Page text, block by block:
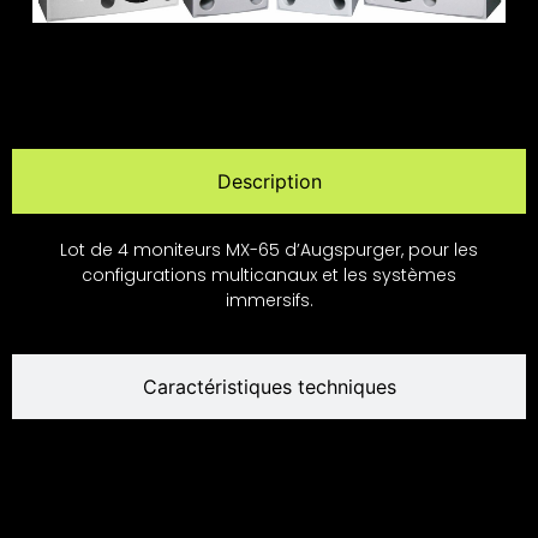
Description
Caractéristiques techniques
Lot de 4 moniteurs MX-65 d’Augspurger, pour les
configurations multicanaux et les systèmes
immersifs.